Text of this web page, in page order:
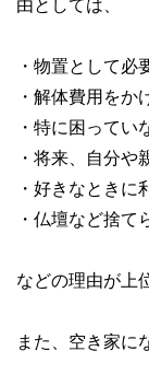
由としては、
・物置として必
・解体費用をか
・特に困ってい
・将来、自分や
・好きなときに
・仏壇など捨て
などの理由が上
また、空き家に